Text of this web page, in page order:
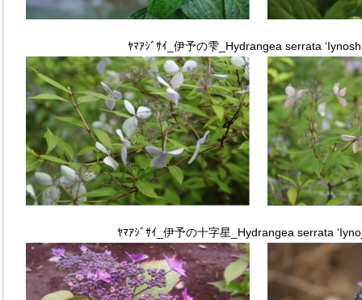
ﾔﾏｱｼﾞｻｲ_伊予の雫_Hydrangea serrata
ﾔﾏｱｼﾞｻｲ_伊予の十字星_Hydrangea serrata